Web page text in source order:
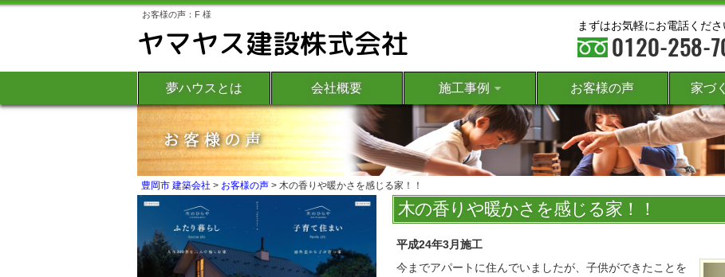
お客様の声：F 様
まずはお気軽にお電話くださ
夢ハウスとは 会社概要 施工事例 お客様の声 家づ
豊岡市 建築会社 > お客様の声 > 木の香りや暖かさを感じる家！！
木の香りや暖かさを感じる家！！
平成24年3月施工
今までアパートに住んでいましたが、子供ができたことを